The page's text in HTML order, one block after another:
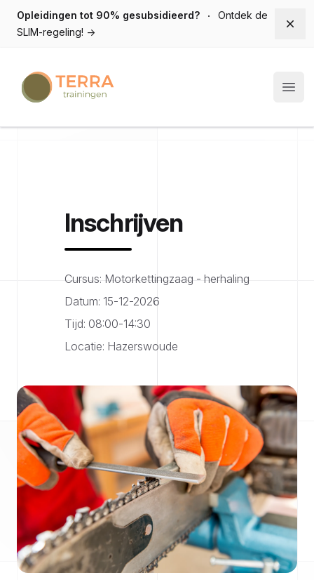
Opleidingen tot 90% gesubsidieerd?
Ontdek de
SLIM-regeling! →
Terra trainingen
Inschrijven
Cursus: Motorkettingzaag - herhaling
Datum: 15-12-2026
Tijd: 08:00-14:30
Locatie: Hazerswoude